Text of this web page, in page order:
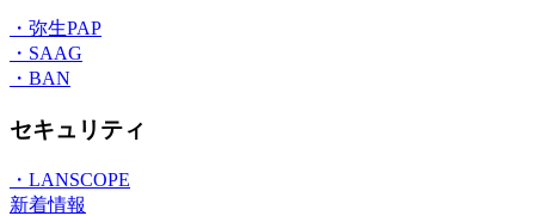
・弥生PAP
・SAAG
・BAN
セキュリティ
・LANSCOPE
新着情報